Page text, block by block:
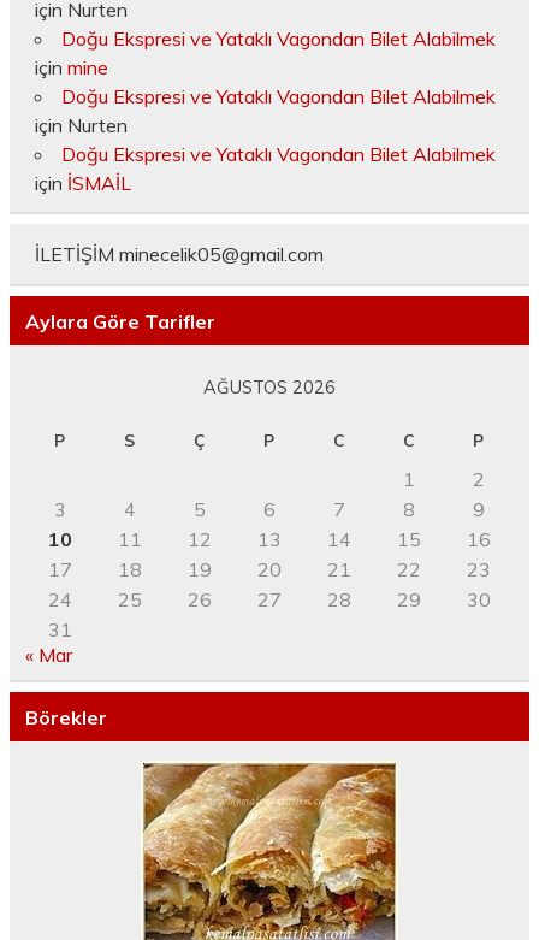
için Nurten
Doğu Ekspresi ve Yataklı Vagondan Bilet Alabilmek
için mine
Doğu Ekspresi ve Yataklı Vagondan Bilet Alabilmek
için Nurten
Doğu Ekspresi ve Yataklı Vagondan Bilet Alabilmek
için İSMAİL
İLETİŞİM minecelik05@gmail.com
Aylara Göre Tarifler
AĞUSTOS 2026
P S Ç P C C P
1
2
3
4 5 6 7 8
9
10
11 12 13 14 15
16
17
18 19 20 21 22
23
24
25 26 27 28 29
30
31
« Mar
Börekler